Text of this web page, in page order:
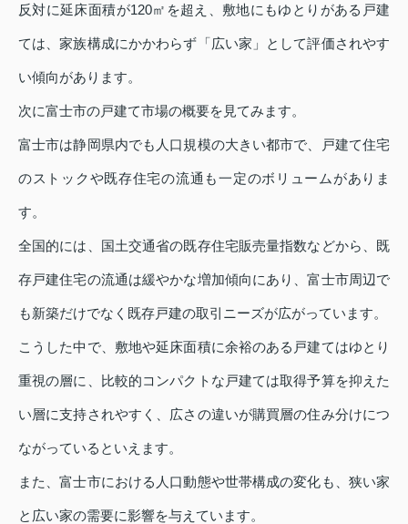
反対に延床面積が120㎡を超え、敷地にもゆとりがある戸建
ては、家族構成にかかわらず「広い家」として評価されやす
い傾向があります。
次に富士市の戸建て市場の概要を見てみます。
富士市は静岡県内でも人口規模の大きい都市で、戸建て住宅
のストックや既存住宅の流通も一定のボリュームがありま
す。
全国的には、国土交通省の既存住宅販売量指数などから、既
存戸建住宅の流通は緩やかな増加傾向にあり、富士市周辺で
も新築だけでなく既存戸建の取引ニーズが広がっています。
こうした中で、敷地や延床面積に余裕のある戸建てはゆとり
重視の層に、比較的コンパクトな戸建ては取得予算を抑えた
い層に支持されやすく、広さの違いが購買層の住み分けにつ
ながっているといえます。
また、富士市における人口動態や世帯構成の変化も、狭い家
と広い家の需要に影響を与えています。